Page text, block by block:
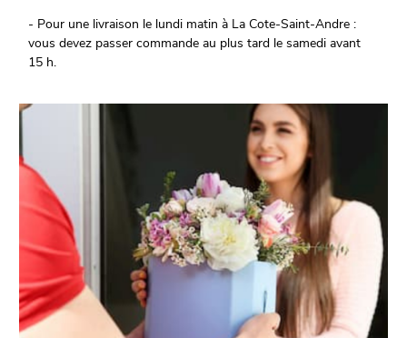
- Pour une livraison le lundi matin à La Cote-Saint-Andre :
vous devez passer commande au plus tard le samedi avant
15 h.